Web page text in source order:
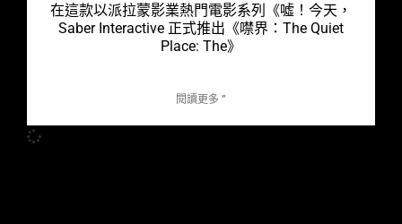
在這款以派拉蒙影業熱門電影系列《噓！今天，
Saber Interactive 正式推出《噤界：The Quiet
Place: The》
閱讀更多 ”